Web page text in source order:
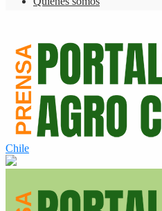
Chile